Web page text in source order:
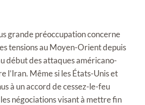
grande préoccupation concerne
tensions au Moyen-Orient depuis
début des attaques américano-
l’Iran. Même si les États-Unis et
à un accord de cessez-le-feu
négociations visant à mettre fin